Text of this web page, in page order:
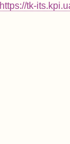
https://tk-